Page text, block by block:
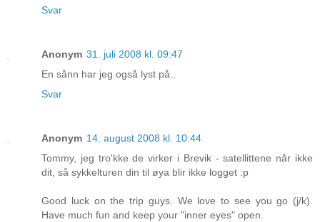
Svar
Anonym 31. juli 2008 kl. 09:47
En sånn har jeg også lyst på..
Svar
Anonym 14. august 2008 kl. 10:44
Tommy, jeg tro'kke de virker i Brevik - satellittene når ikke
dit, så sykkelturen din til øya blir ikke logget :p
Good luck on the trip guys. We love to see you go (j/k).
Have much fun and keep your "inner eyes" open.